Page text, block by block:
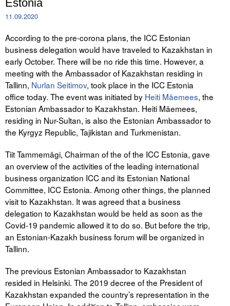
Estonia
11.09.2020
According to the pre-corona plans, the ICC Estonian
business delegation would have traveled to Kazakhstan in
early October. There will be no ride this time. However, a
meeting with the Ambassador of Kazakhstan residing in
Tallinn, Nurlan Seitimov, took place in the ICC Estonia
office today. The event was initiated by Heiti Mäemees, the
Estonian Ambassador to Kazakhstan. Heiti Mäemees,
residing in Nur-Sultan, is also the Estonian Ambassador to
the Kyrgyz Republic, Tajikistan and Turkmenistan.
Tiit Tammemägi, Chairman of the of the ICC Estonia, gave
an overview of the activities of the leading international
business organization ICC and its Estonian National
Committee, ICC Estonia. Among other things, the planned
visit to Kazakhstan. It was agreed that a business
delegation to Kazakhstan would be held as soon as the
Covid-19 pandemic allowed it to do so. But before the trip,
an Estonian-Kazakh business forum will be organized in
Tallinn.
The previous Estonian Ambassador to Kazakhstan
resided in Helsinki. The 2019 decree of the President of
Kazakhstan expanded the country’s representation in the